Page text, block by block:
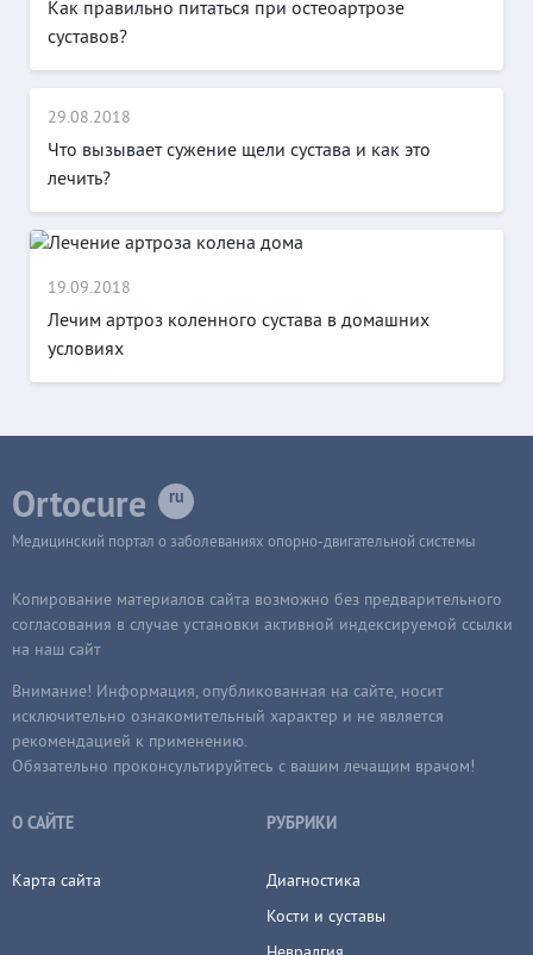
Как правильно питаться при остеоартрозе
суставов?
29.08.2018
Что вызывает сужение щели сустава и как это
лечить?
19.09.2018
Лечим артроз коленного сустава в домашних
условиях
Ortocure
Медицинский портал о заболеваниях опорно-двигательной системы
Копирование материалов сайта возможно без предварительного
согласования в случае установки активной индексируемой ссылки
на наш сайт
Внимание! Информация, опубликованная на сайте, носит
исключительно ознакомительный характер и не является
рекомендацией к применению.
Обязательно проконсультируйтесь с вашим лечащим врачом!
О САЙТЕ
Карта сайта
РУБРИКИ
Диагностика
Кости и суставы